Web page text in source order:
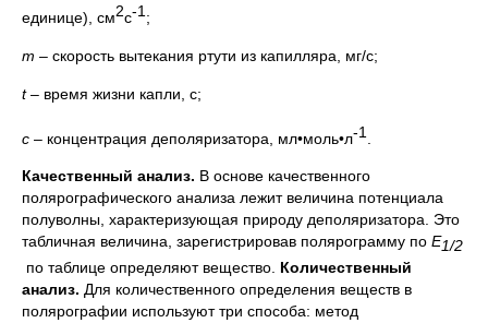
единице), см2c-1 ;
m – скорость вытекания ртути из капилляра, мг/с;
t– время жизни капли, с;
с – концентрация деполяризатора, мл•моль•л-1
Качественный анализ. В основе качественного
полярографического анализа лежит величина потенциала
полуволны, характеризующая природу деполяризатора. Это
табличная величина, зарегистрировав полярограмму по Е1/2
по таблице определяют вещество. Количественный
анализ. Для количественного определения веществ в
полярографии используют три способа: метод